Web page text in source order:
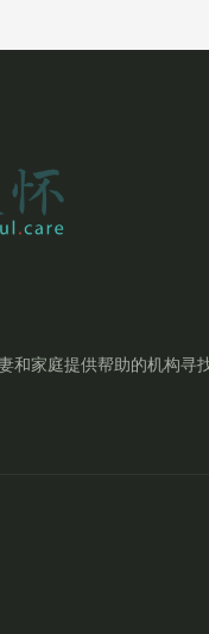
和家庭提供帮助的机构寻